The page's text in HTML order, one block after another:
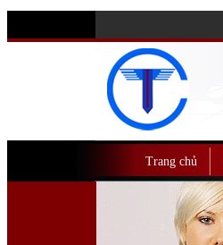
Trang chủ